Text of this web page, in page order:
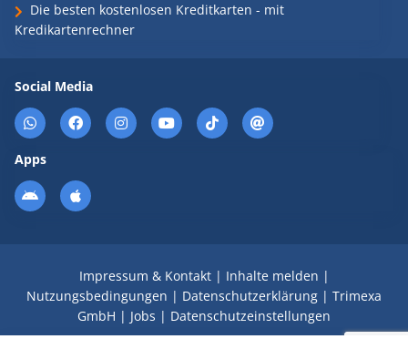
Die besten kostenlosen Kreditkarten - mit
Kredikartenrechner
Social Media
Apps
Impressum & Kontakt| Inhalte melden |
Nutzungsbedingungen | Datenschutzerklärung | Trimexa
GmbH | Jobs | Datenschutzeinstellungen